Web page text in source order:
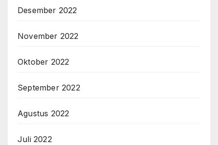
Desember 2022
November 2022
Oktober 2022
September 2022
Agustus 2022
Juli 2022